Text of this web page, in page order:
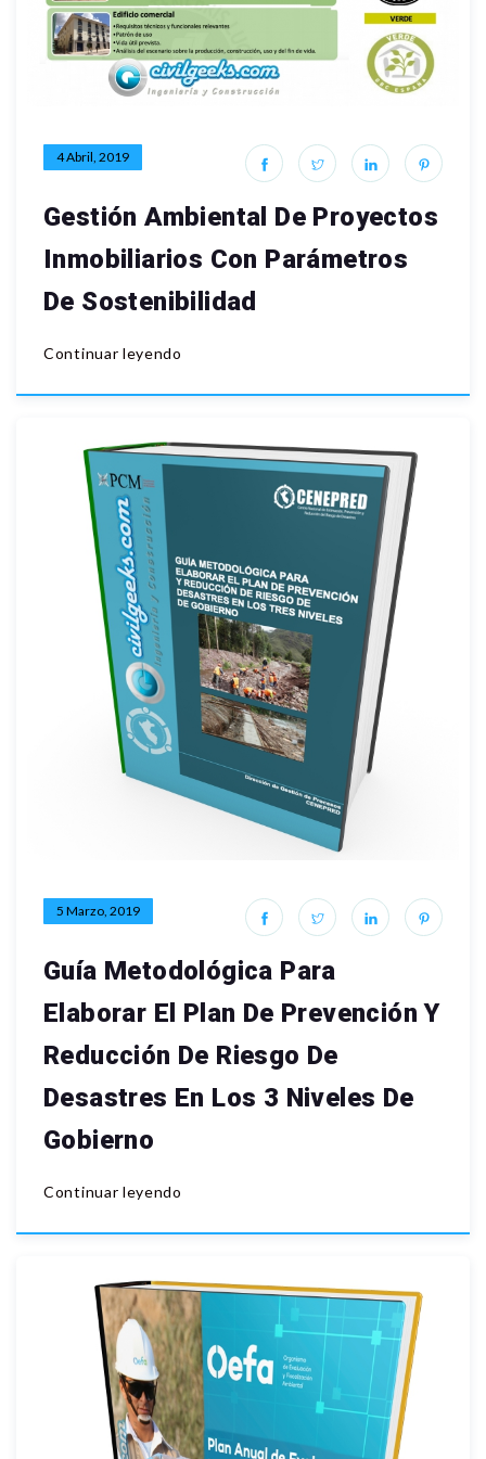
4 Abril, 2019
Gestión Ambiental De Proyectos
Inmobiliarios Con Parámetros
De Sostenibilidad
Continuar leyendo
5 Marzo, 2019
Guía Metodológica Para
Elaborar El Plan De Prevención Y
Reducción De Riesgo De
Desastres En Los 3 Niveles De
Gobierno
Continuar leyendo